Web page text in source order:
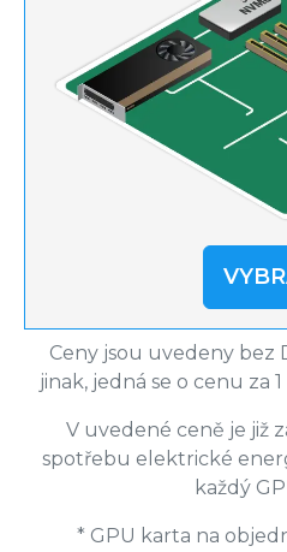
Ceny jsou uvedeny bez
jinak, jedná se o cenu za
V uvedené ceně je již
spotřebu elektrické
každý
* GPU karta na